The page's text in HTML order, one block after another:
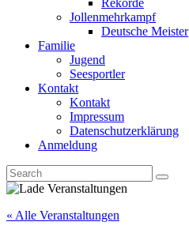
Rekorde
Jollenmehrkampf
Deutsche Meister
Familie
Jugend
Seesportler
Kontakt
Kontakt
Impressum
Datenschutzerklärung
Anmeldung
« Alle Veranstaltungen